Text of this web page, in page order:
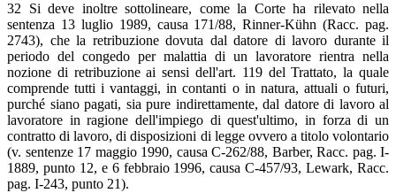
32 Si deve inoltre sottolineare, come la Corte ha rilevato nella
sentenza 13 luglio 1989, causa 171/88, Rinner-Kühn (Racc. pag.
2743), che la retribuzione dovuta dal datore di lavoro durante il
periodo del congedo per malattia di un lavoratore rientra nella
nozione di retribuzione ai sensi dell'art. 119 del Trattato, la quale
comprende tutti i vantaggi, in contanti o in natura, attuali o futuri,
purché siano pagati, sia pure indirettamente, dal datore di lavoro al
lavoratore in ragione dell'impiego di quest'ultimo, in forza di un
contratto di lavoro, di disposizioni di legge ovvero a titolo volontario
(v. sentenze 17 maggio 1990, causa C-262/88, Barber, Racc. pag. I-
1889, punto 12, e 6 febbraio 1996, causa C-457/93, Lewark, Racc.
pag. I-243, punto 21).